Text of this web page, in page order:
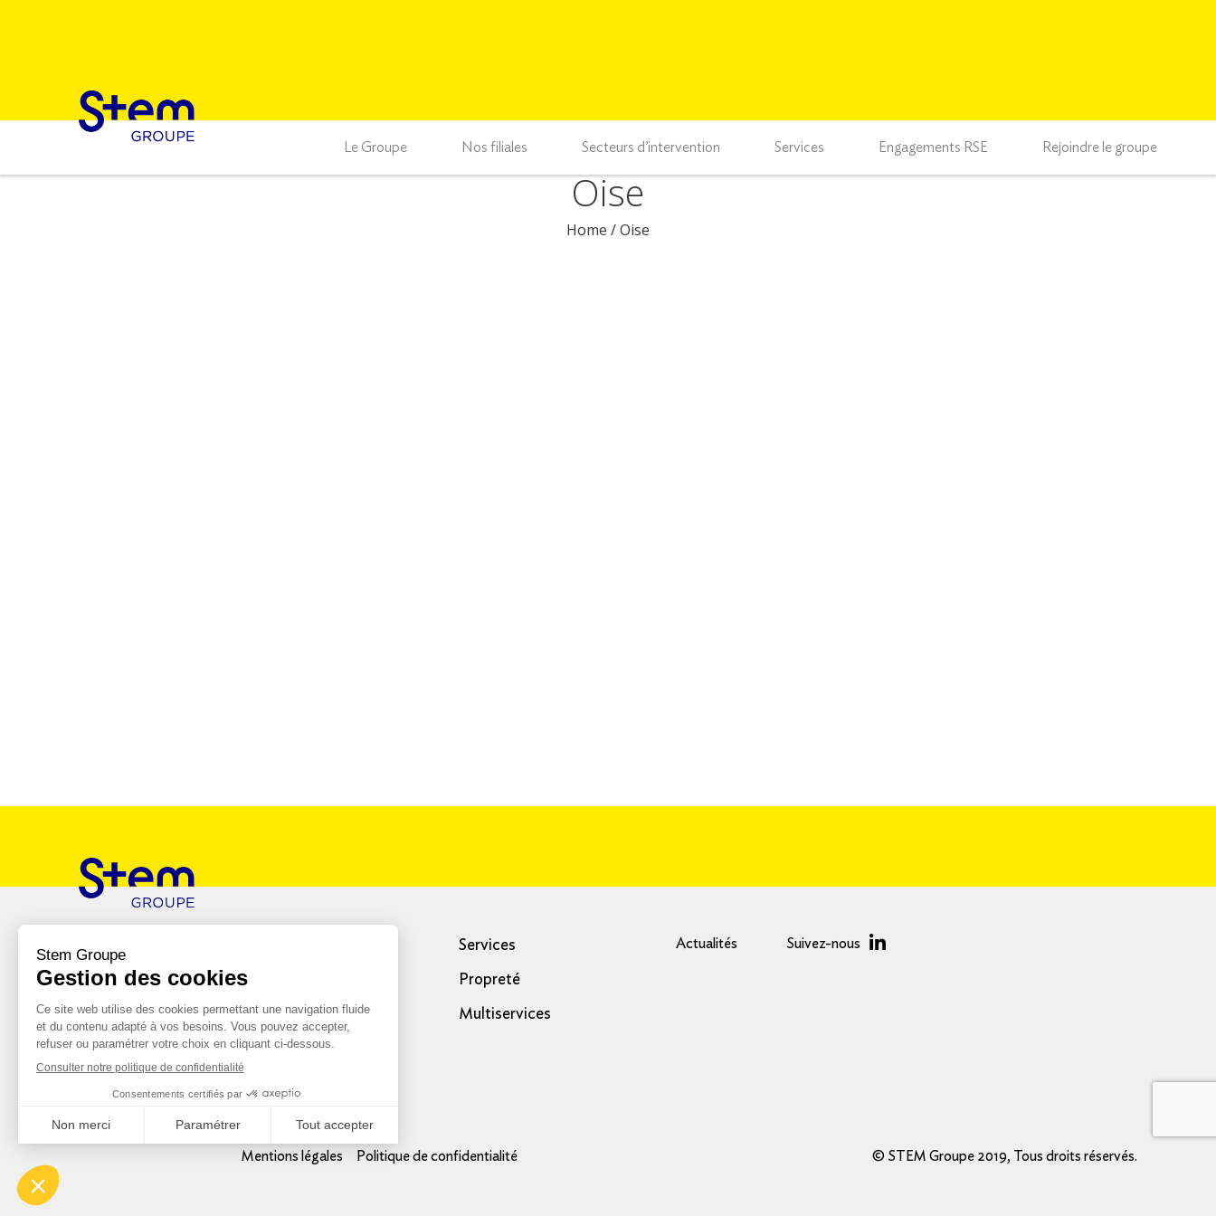
Le Groupe Nos filiales Secteurs d’intervention Services Engagements RSE Rejoindre le groupe
Oise
Home /Oise
Engagements RSE
Rejoindre le groupe
Références
Services
Propreté
Multiservices
Actualités Suivez-nous
Mentions légales Politique de confidentialité © STEM Groupe 2019, Tous droits réservés.